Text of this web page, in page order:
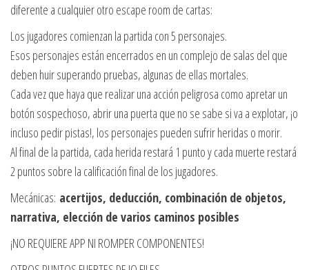
diferente a cualquier otro escape room de cartas:
Los jugadores comienzan la partida con 5 personajes.
Esos personajes están encerrados en un complejo de salas del que
deben huir superando pruebas, algunas de ellas mortales.
Cada vez que haya que realizar una acción peligrosa como apretar un
botón sospechoso, abrir una puerta que no se sabe si va a explotar, ¡o
incluso pedir pistas!, los personajes pueden sufrir heridas o morir.
Al final de la partida, cada herida restará 1 punto y cada muerte restará
2 puntos sobre la calificación final de los jugadores.
Mecánicas: acertijos, deducción, combinación de objetos,
narrativa, elección de varios caminos posibles
¡NO REQUIERE APP NI ROMPER COMPONENTES!